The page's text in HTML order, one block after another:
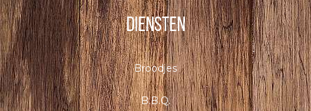
Diensten
Broodjes
B.B.Q.